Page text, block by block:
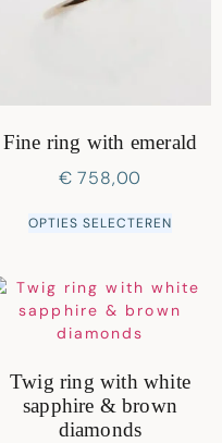
Fine ring with emerald
€ 758,00
OPTIES SELECTEREN
Twig ring with white
sapphire & brown
diamonds